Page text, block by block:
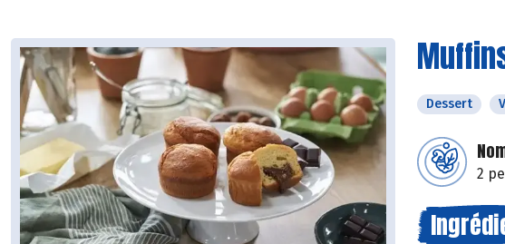
Dessert
2